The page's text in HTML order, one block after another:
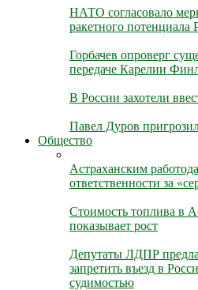
НАТО согласовало
ракетного потенциала
Горбачев опроверг
передаче Карелии
В России захотели
Павел Дуров
Общество
Астраханским
ответственности за
Стоимость топлива в
показывает рост
Депутаты ЛДПР
запретить въезд в
судимостью